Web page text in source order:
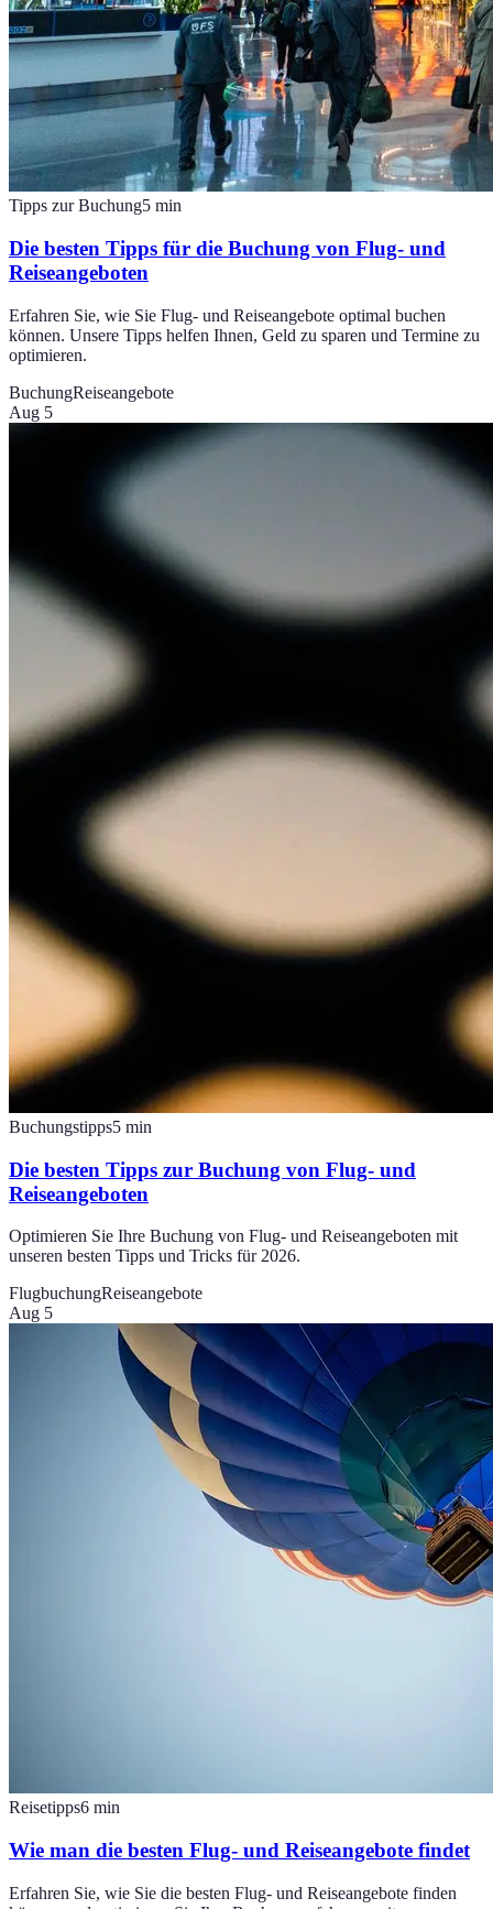
Tipps zur Buchung5 min
Die besten Tipps für die Buchung von Flug- und
Reiseangeboten
Erfahren Sie, wie Sie Flug- und Reiseangebote optimal buchen
können. Unsere Tipps helfen Ihnen, Geld zu sparen und Termine zu
optimieren.
BuchungReiseangebote
Aug 5
Buchungstipps5 min
Die besten Tipps zur Buchung von Flug- und
Reiseangeboten
Optimieren Sie Ihre Buchung von Flug- und Reiseangeboten mit
unseren besten Tipps und Tricks für 2026.
FlugbuchungReiseangebote
Aug 5
Reisetipps6 min
Wie man die besten Flug- und Reiseangebote findet
Erfahren Sie, wie Sie die besten Flug- und Reiseangebote finden